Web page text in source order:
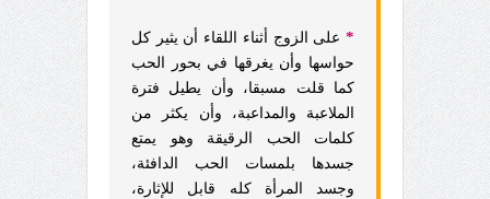
* على الزوج أثناء اللقاء أن يثير كل
حواسها وأن يغرقها في بحور الحب
كما قلت مسبقا، وأن يطيل فترة
الملاعبة والمداعبة، وأن يكثر من
كلمات الحب الرقيقة وهو يمتع
جسدها بلمسات الحب الدافئة،
وجسد المرأة كله قابل للإثارة،